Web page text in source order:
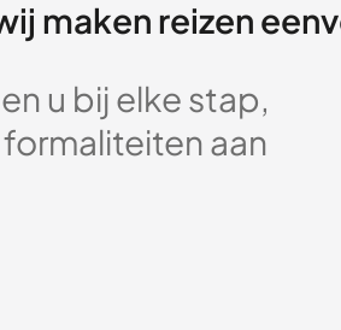
maken reizen
u bij elke stap,
aan